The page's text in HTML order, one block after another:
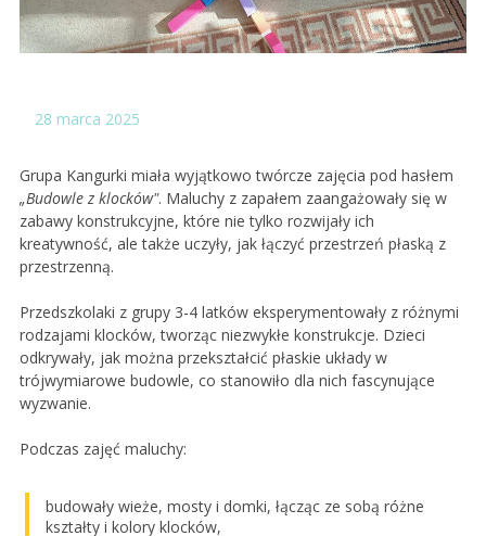
28 marca 2025
Grupa Kangurki miała wyjątkowo twórcze zajęcia pod hasłem
„Budowle z klocków". Maluchy z zapałem zaangażowały się w
zabawy konstrukcyjne, które nie tylko rozwijały ich
kreatywność, ale także uczyły, jak łączyć przestrzeń płaską z
przestrzenną.
Przedszkolaki z grupy 3-4 latków eksperymentowały z różnymi
rodzajami klocków, tworząc niezwykłe konstrukcje. Dzieci
odkrywały, jak można przekształcić płaskie układy w
trójwymiarowe budowle, co stanowiło dla nich fascynujące
wyzwanie.
Podczas zajęć maluchy:
budowały wieże, mosty i domki, łącząc ze sobą różne
kształty i kolory klocków,